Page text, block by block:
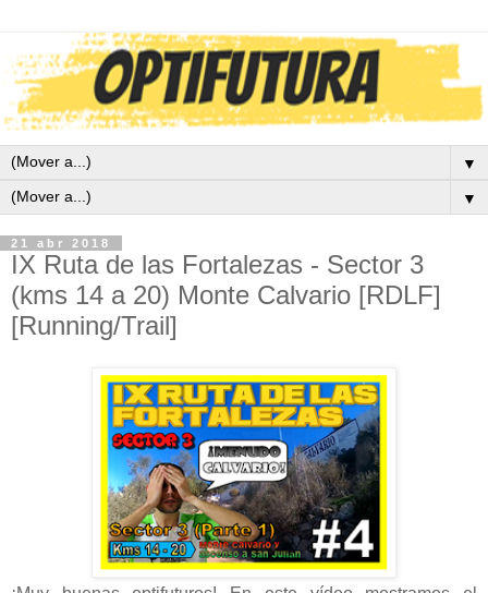
▼
▼
21 abr 2018
IX Ruta de las Fortalezas - Sector 3
(kms 14 a 20) Monte Calvario [RDLF]
[Running/Trail]